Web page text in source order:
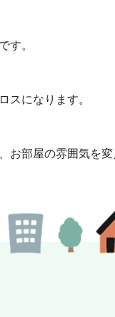
す。
スになります。
部屋の雰囲気を変